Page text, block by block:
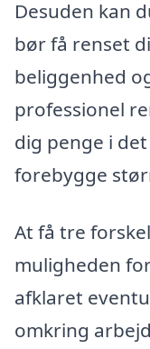
Desuden kan
bør få renset
beliggenhed
professionel
dig penge i
forebygge
At få tre
muligheden
afklaret
omkring